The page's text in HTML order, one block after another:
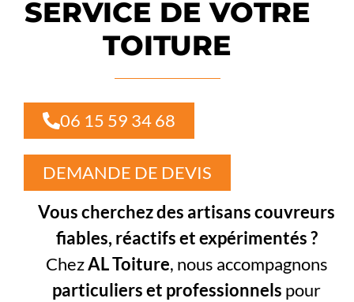
SERVICE DE VOTRE
TOITURE
06 15 59 34 68
DEMANDE DE DEVIS
Vous cherchez des artisans couvreurs
fiables, réactifs et expérimentés ?
ChezAL Toiture, nous accompagnons
particuliers et professionnels pour